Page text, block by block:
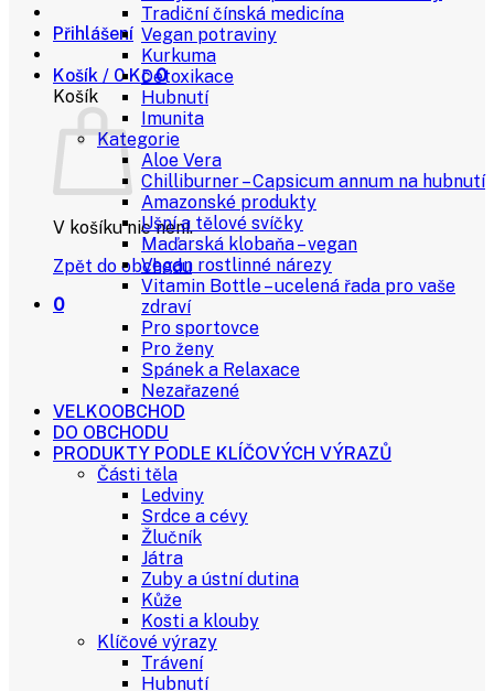
Přihlášení
Košík / 0Kč 0
Košík
V košíku nic není.
Zpět do obchodu
0
Tradiční čínská medicína
Vegan potraviny
Kurkuma
Detoxikace
Hubnutí
Imunita
Kategorie
Aloe Vera
Chilliburner – Capsicum annum na hubnutí
Amazonské produkty
Ušní a tělové svíčky
Maďarská klobaňa – vegan
Vegan rostlinné nárezy
Vitamin Bottle – ucelená řada pro vaše
zdraví
Pro sportovce
Pro ženy
Spánek a Relaxace
Nezařazené
VELKOOBCHOD
DO OBCHODU
PRODUKTY PODLE KLÍČOVÝCH VÝRAZŮ
Části těla
Ledviny
Srdce a cévy
Žlučník
Játra
Zuby a ústní dutina
Kůže
Kosti a klouby
Klíčové výrazy
Trávení
Hubnutí